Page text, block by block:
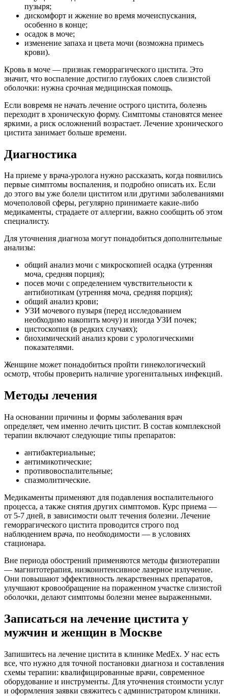
пузыря;
дискомфорт и жжение во время мочеиспускания,
особенно в конце;
осадок в моче;
изменение запаха и цвета мочи (возможна примесь
крови).
Кровь в моче — признак геморрагического цистита. Это
значит, что воспаление достигло глубоких слоев слизистой
оболочки: нужна срочная медицинская помощь.
Если вовремя не начать лечение острого цистита, болезнь
переходит в хроническую форму. Симптомы становятся менее
яркими, а риск осложнений возрастает. Лечение хронического
цистита занимает больше времени.
Диагностика
На приеме у врача-уролога нужно рассказать, когда появились
первые симптомы воспаления, и подробно описать их. Если
до этого вы уже болели циститом или другими заболеваниями
мочеполовой сферы, регулярно принимаете какие-либо
медикаменты, страдаете от аллергии, важно сообщить об этом
специалисту.
Для уточнения диагноза могут понадобиться дополнительные
анализы:
общий анализ мочи с микроскопией осадка (утренняя
моча, средняя порция);
посев мочи с определением чувствительности к
антибиотикам (утренняя моча, средняя порция);
общий анализ крови;
УЗИ мочевого пузыря (перед исследованием
необходимо накопить мочу) и иногда УЗИ почек;
цистоскопия (в редких случаях);
биохимический анализ крови с урологическими
показателями.
Женщине может понадобиться пройти гинекологический
осмотр, чтобы проверить наличие урогенитальных инфекций.
Методы лечения
На основании причины и формы заболевания врач
определяет, чем именно лечить цистит. В состав комплексной
терапии включают следующие типы препаратов:
антибактериальные;
антимикотические;
противовоспалительные;
спазмолитические.
Медикаменты применяют для подавления воспалительного
процесса, а также снятия других симптомов. Курс приема —
от 5-7 дней, в зависимости оылт течения болезни. Лечение
геморрагического цистита проводится строго под
наблюдением врача, по необходимости — в условиях
стационара.
Вне периода обострений применяются методы физиотерапии
— магнитотерапия, низкоинтенсивное лазерное излучение.
Они повышают эффективность лекарственных препаратов,
улучшают кровообращение на пораженном участке слизистой
оболочки, делают симптомы болезни менее выраженными.
Записаться на лечение цистита у
мужчин и женщин в Москве
Запишитесь на лечение цистита в клинике MedEx. У нас есть
все, что нужно для точной постановки диагноза и составления
схемы терапии: квалифицированные врачи, современное
оборудование и инструменты. Для уточнения стоимости услуг
и оформления заявки свяжитесь с администратором клиники.